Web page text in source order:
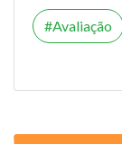
Avaliação